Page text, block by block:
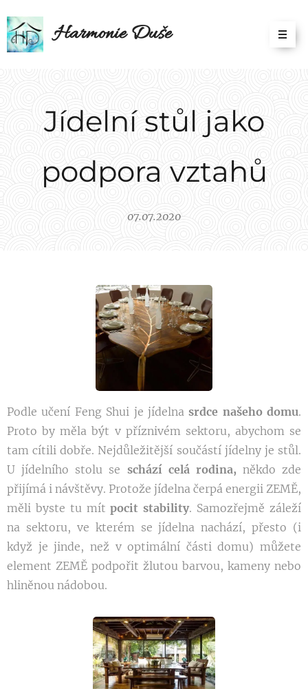
Harmonie Duše
Jídelní stůl jako
podpora vztahů
07.07.2020
Podle učení Feng Shui je jídelnasrdce našeho domu.
Proto by měla být v příznivém sektoru, abychom se
tam cítili dobře. Nejdůležitější součástí jídelny je stůl.
U jídelního stolu se schází celá rodina, někdo zde
přijímá i návštěvy. Protože jídelna čerpá energii ZEMĚ,
měli byste tu mítpocit stability. Samozřejmě záleží
na sektoru, ve kterém se jídelna nachází, přesto (i
když je jinde, než v optimální části domu) můžete
element ZEMĚ podpořit žlutou barvou, kameny nebo
hliněnou nádobou.